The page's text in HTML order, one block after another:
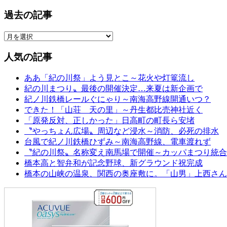
過去の記事
人気の記事
ああ「紀の川祭」よう見とこ～花火や灯篭流し
紀の川まつり〟最後の開催決定…来夏は新企画で
紀ノ川鉄橋レールぐにゃり～南海高野線開通いつ？
できた！「山荘 天の里」～丹生都比売神社近く
「原発反対、正しかった」日高町の町長ら安堵
〝やっちょん広場〟周辺など浸水～消防、必死の排水
台風で紀ノ川鉄橋ひずみ～南海高野線、電車渡れず
〝紀の川祭〟名称変え南馬場で開催～カッパまつり統合
橋本高と智弁和が記念野球、新グラウンド祝完成
橋本の山峡の温泉、関西の奥座敷に。「山男」上西さ